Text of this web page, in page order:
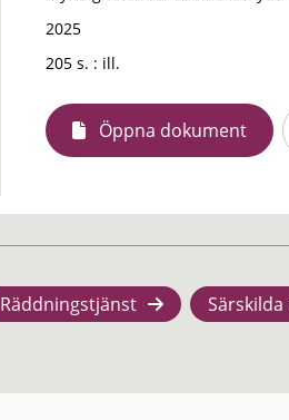
2025
205 s. : ill.
Öppna dokument
Räddningstjänst